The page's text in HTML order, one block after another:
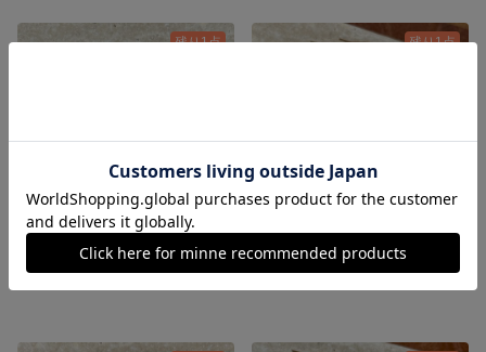
残り1点
GR simple chain pierce
残り1点
White cross long pierce